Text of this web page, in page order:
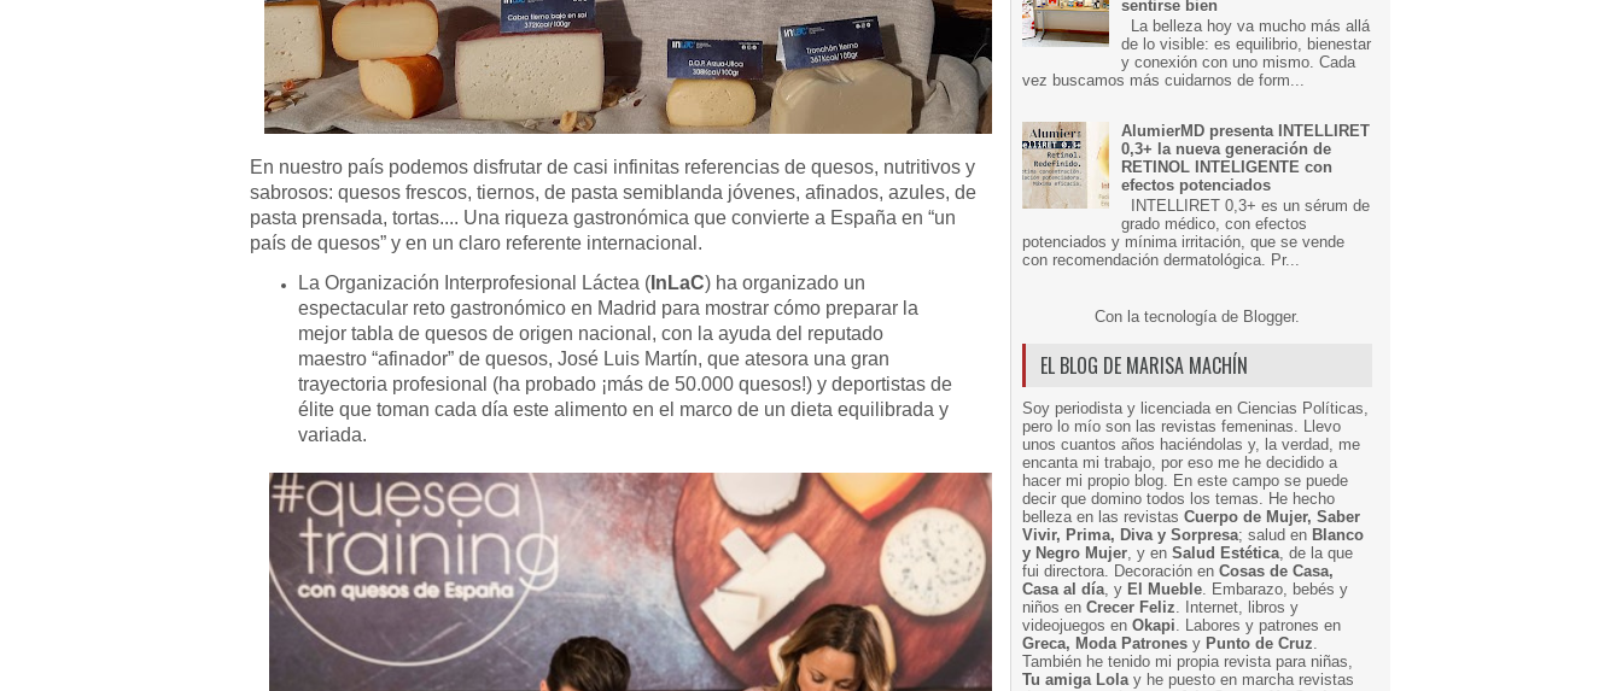
En nuestro país podemos disfrutar de casi infinitas referencias de quesos, nutritivos y
sabrosos: quesos frescos, tiernos, de pasta semiblanda jóvenes, afinados, azules, de
pasta prensada, tortas.... Una riqueza gastronómica que convierte a España en “un
país de quesos” y en un claro referente internacional.
La Organización Interprofesional Láctea ( InLaC) ha organizado un
espectacular reto gastronómico en Madrid para mostrar cómo preparar la
mejor tabla de quesos de origen nacional, con la ayuda del reputado
maestro “afinador” de quesos, José Luis Martín, que atesora una gran
trayectoria profesional (ha probado ¡más de 50.000 quesos!) y deportistas de
élite que toman cada día este alimento en el marco de un dieta equilibrada y
variada.
sentirse bien
La belleza hoy va mucho más allá
de lo visible: es equilibrio, bienestar
y conexión con uno mismo. Cada
vez buscamos más cuidarnos de form...
AlumierMD presenta INTELLIRET
0,3+ la nueva generación de
RETINOL INTELIGENTE con
efectos potenciados
INTELLIRET 0,3+ es un sérum de
grado médico, con efectos
potenciados y mínima irritación, que se vende
con recomendación dermatológica. Pr...
Con la tecnología de Blogger.
EL BLOG DE MARISA MACHÍN
Soy periodista y licenciada en Ciencias Políticas,
pero lo mío son las revistas femeninas. Llevo
unos cuantos años haciéndolas y, la verdad, me
encanta mi trabajo, por eso me he decidido a
hacer mi propio blog. En este campo se puede
decir que domino todos los temas. He hecho
belleza en las revistas Cuerpo de Mujer, Saber
Vivir, Prima, Diva y Sorpresa; salud en Blanco
y Negro Mujer, y en Salud Estética, de la que
fui directora. Decoración en Cosas de Casa,
Casa al día, y El Mueble. Embarazo, bebés y
niños en Crecer Feliz. Internet, libros y
videojuegos en Okapi. Labores y patrones en
Greca, Moda Patrones y Punto de Cruz.
También he tenido mi propia revista para niñas,
Tu amiga Lolay he puesto en marcha revistas